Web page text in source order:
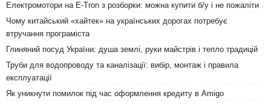
Електромотори на E-Tron з розборки: можна купити б/у і не пожаліти
Чому китайський «хайтек» на українських дорогах потребує
втручання програміста
Глиняний посуд України: душа землі, руки майстрів і тепло традицій
Труби для водопроводу та каналізації: вибір, монтаж і правила
експлуатації
Як уникнути помилок під час оформлення кредиту в Amigo